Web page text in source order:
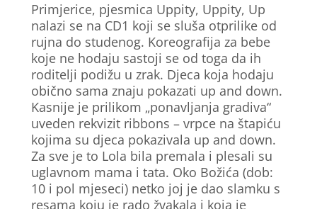
Primjerice, pjesmica Uppity, Uppity, Up
nalazi se na CD1 koji se sluša otprilike od
rujna do studenog. Koreografija za bebe
koje ne hodaju sastoji se od toga da ih
roditelji podižu u zrak. Djeca koja hodaju
obično sama znaju pokazati up and down.
Kasnije je prilikom „ponavljanja gradiva“
uveden rekvizit ribbons – vrpce na štapiću
kojima su djeca pokazivala up and down.
Za sve je to Lola bila premala i plesali su
uglavnom mama i tata. Oko Božića (dob:
10 i pol mjeseci) netko joj je dao slamku s
resama koju je rado žvakala i koja je